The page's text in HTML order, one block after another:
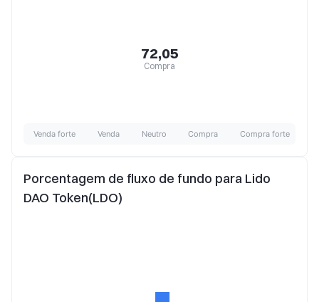
72,05
Compra
Venda forte Venda Neutro Compra Compra forte
Porcentagem de fluxo de fundo para Lido
DAO Token(LDO)